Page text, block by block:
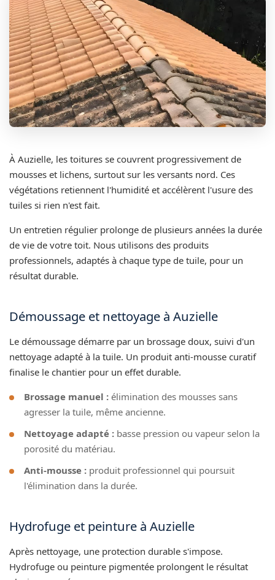
À Auzielle, les toitures se couvrent progressivement de
mousses et lichens, surtout sur les versants nord. Ces
végétations retiennent l'humidité et accélèrent l'usure des
tuiles si rien n'est fait.
Un entretien régulier prolonge de plusieurs années la durée
de vie de votre toit. Nous utilisons des produits
professionnels, adaptés à chaque type de tuile, pour un
résultat durable.
Démoussage et nettoyage à Auzielle
Le démoussage démarre par un brossage doux, suivi d'un
nettoyage adapté à la tuile. Un produit anti-mousse curatif
finalise le chantier pour un effet durable.
Brossage manuel : élimination des mousses sans
agresser la tuile, même ancienne.
Nettoyage adapté : basse pression ou vapeur selon la
porosité du matériau.
Anti-mousse : produit professionnel qui poursuit
l'élimination dans la durée.
Hydrofuge et peinture à Auzielle
Après nettoyage, une protection durable s'impose.
Hydrofuge ou peinture pigmentée prolongent le résultat